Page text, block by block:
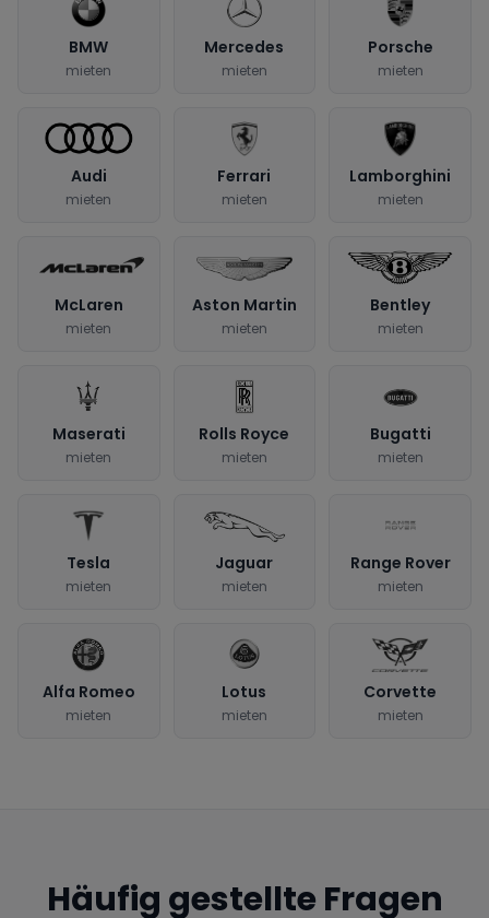
BMW
mieten
Mercedes
mieten
Porsche
mieten
Audi
mieten
Ferrari
mieten
Lamborghini
mieten
McLaren
mieten
Aston Martin
mieten
Bentley
mieten
Maserati
mieten
Rolls Royce
mieten
Bugatti
mieten
Tesla
mieten
Jaguar
mieten
Range Rover
mieten
Alfa Romeo
mieten
Lotus
mieten
Corvette
mieten
Häufig gestellte Fragen